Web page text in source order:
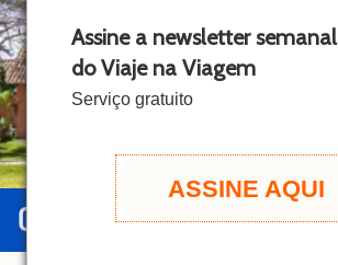
Assine a newsletter semanal
do Viaje na Viagem
Serviço gratuito
ASSINE AQUI
n
t
e
n
t
GUIA DE TRANCOSO